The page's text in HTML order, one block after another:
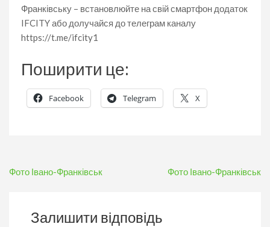
Франківську – встановлюйте на свій смартфон додаток
IFCITY або долучайся до телеграм каналу
https://t.me/ifcity1
Поширити це:
Facebook Telegram X
Навігація
Фото Івано-Франківськ Фото Івано-Франківськ
Залишити відповідь